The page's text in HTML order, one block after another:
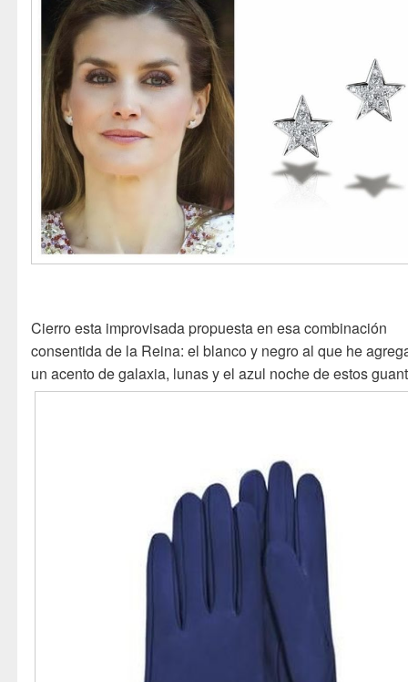
Cierro esta improvisada propuesta en esa combinación
consentida de la Reina: el blanco y negro al que he
un acento de galaxia, lunas y el azul noche de estos